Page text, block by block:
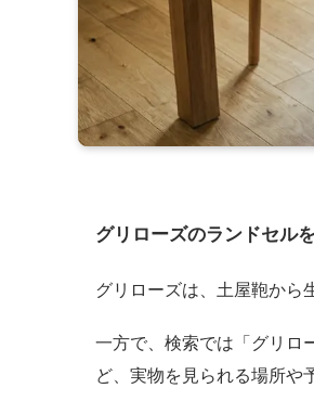
グリローズのランドセル
グリローズは、土屋鞄から
一方で、検索では「グリロ
ど、実物を見られる場所や